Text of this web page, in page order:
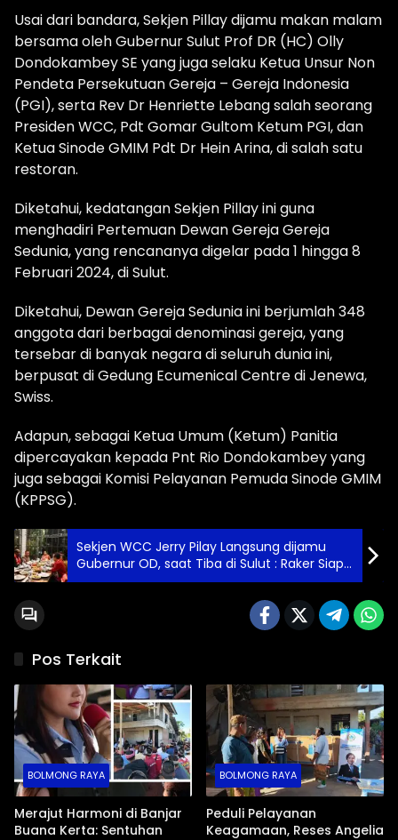
Usai dari bandara, Sekjen Pillay dijamu makan malam
bersama oleh Gubernur Sulut Prof DR (HC) Olly
Dondokambey SE yang juga selaku Ketua Unsur Non
Pendeta Persekutuan Gereja – Gereja Indonesia
(PGI), serta Rev Dr Henriette Lebang salah seorang
Presiden WCC, Pdt Gomar Gultom Ketum PGI, dan
Ketua Sinode GMIM Pdt Dr Hein Arina, di salah satu
restoran.
Diketahui, kedatangan Sekjen Pillay ini guna
menghadiri Pertemuan Dewan Gereja Gereja
Sedunia, yang rencananya digelar pada 1 hingga 8
Februari 2024, di Sulut.
Diketahui, Dewan Gereja Sedunia ini berjumlah 348
anggota dari berbagai denominasi gereja, yang
tersebar di banyak negara di seluruh dunia ini,
berpusat di Gedung Ecumenical Centre di Jenewa,
Swiss.
Adapun, sebagai Ketua Umum (Ketum) Panitia
dipercayakan kepada Pnt Rio Dondokambey yang
juga sebagai Komisi Pelayanan Pemuda Sinode GMIM
(KPPSG).
Sekjen WCC Jerry Pilay Langsung dijamu
Gubernur OD, saat Tiba di Sulut : Raker Siap
Digelar di Tondano 1-8 Februari 2024
Pos Terkait
BOLMONG RAYA
Merajut Harmoni di Banjar
Buana Kerta: Sentuhan
BOLMONG RAYA
Peduli Pelayanan
Keagamaan, Reses Angelia